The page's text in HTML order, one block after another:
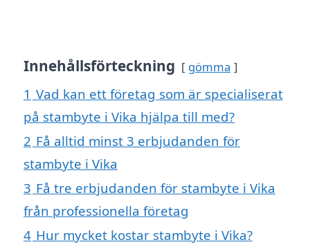
Innehållsförteckning gömma
1 Vad kan ett företag som är specialiserat
på stambyte i Vika hjälpa till med?
2 Få alltid minst 3 erbjudanden för
stambyte i Vika
3 Få tre erbjudanden för stambyte i Vika
från professionella företag
4 Hur mycket kostar stambyte i Vika?